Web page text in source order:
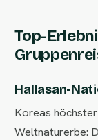
Top-
Hallasan-
Koreas
Weltnaturerbe: